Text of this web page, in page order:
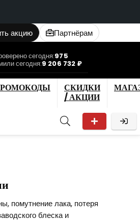
акцию Партнёрам
сегодня:975
сегодня:9 206 732 ₽
СКИДКИ
/ АКЦИИ
помутнение лака, потеря
блеска и